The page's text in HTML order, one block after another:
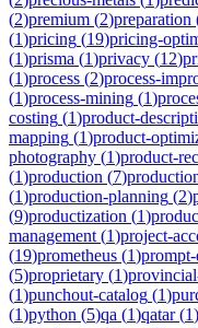
(2)premium (2)preparation
(1)pricing (19)pricing-
(1)prisma (1)privacy (12)
(1)process (2)process-
(1)process-mining (1)
costing (1)product-
mapping (1)product-
photography (1)product-
(1)production (7)
(1)production-planning (2)
(9)productization (1)
management (1)project-
(19)prometheus (1)
(5)proprietary (1)
(1)punchout-catalog (1)
(1)python (5)qa (1)qatar(1)